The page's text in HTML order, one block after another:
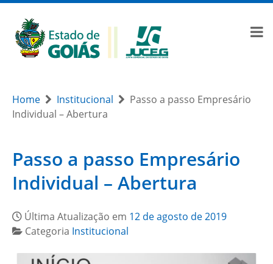
Home Institucional
Passo a passo Empresário
Individual – Abertura
Passo a passo Empresário
Individual – Abertura
Última Atualização em 12 de agosto de 2019
Categoria Institucional